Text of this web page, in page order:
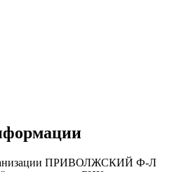
ПРИВОЛЖСКИЙ Ф-Л